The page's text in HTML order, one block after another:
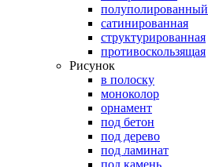
полуполированный
сатинированная
структурированная
противоскользящая
Рисунок
в полоску
моноколор
орнамент
под бетон
под дерево
под ламинат
под камень